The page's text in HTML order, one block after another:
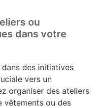
ou
dans votre
des initiatives
vers un
organiser des ateliers
vêtements ou des